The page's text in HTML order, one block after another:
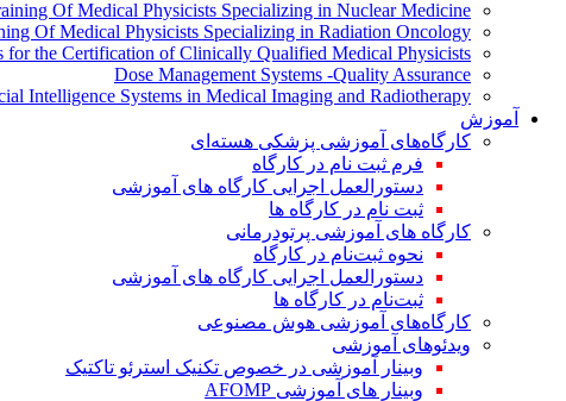
Of Medical Physicists Specializing in Nuclear Medicine
Of Medical Physicists Specializing in Radiation Oncology
for the Certification of Clinically Qualified Medical Physicists
Dose Management Systems -Quality Assurance
Intelligence Systems in Medical Imaging and Radiotherapy
آموزش
کارگاه‌های آموزشی پزشکی هسته‌ای
فرم ثبت نام در کارگاه
دستورالعمل اجرایی کارگاه های آموزشی
ثبت نام در کارگاه ها
کارگاه های آموزشی پرتودرمانی
نحوه ثبت‌نام در کارگاه
دستورالعمل اجرایی کارگاه های آموزشی
ثبت‌نام در کارگاه ها
کارگاه‌های آموزشی هوش مصنوعی
ویدئوهای آموزشی
وبینار آموزشی در خصوص تکنیک استرئو تاکتیک
وبینار های آموزشی AFOMP